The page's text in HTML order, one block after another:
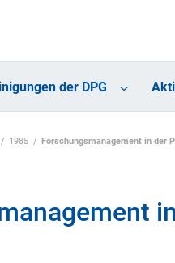
der DPG
1985 Forschungsmanagement in der